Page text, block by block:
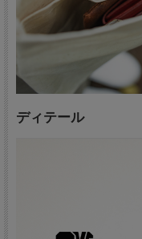
ディテール